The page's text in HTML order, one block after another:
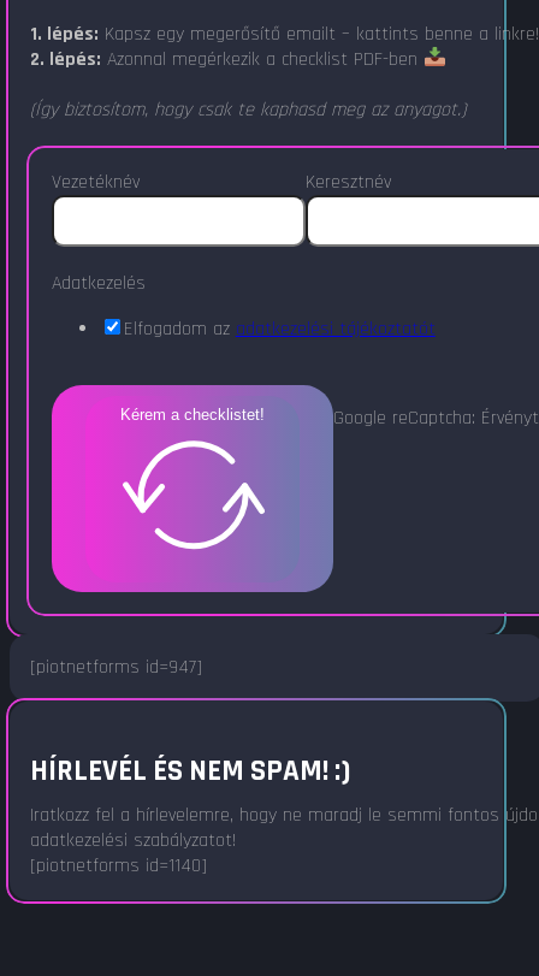
1. lépés: Kapsz egy megerősítő emailt – kattints benne a linkre!
2. lépés: Azonnal megérkezik a checklist PDF-ben
(Így biztosítom, hogy csak te kaphasd meg az anyagot.)
Vezetéknév Keresztnév
Adatkezelés
Elfogadom azadatkezelési tájékoztatót
Kérem a checklistet! Google reCaptcha:
[piotnetforms id=947]
HÍRLEVÉL ÉS NEM SPAM! :)
Iratkozz fel a hírlevelemre, hogy ne maradj le semmi fontos
adatkezelési szabályzatot!
[piotnetforms id=1140]